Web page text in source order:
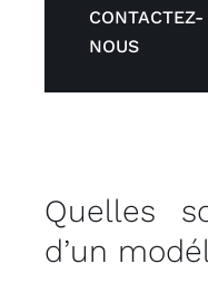
CONTACTEZ-
NOUS
Quelles
d’un